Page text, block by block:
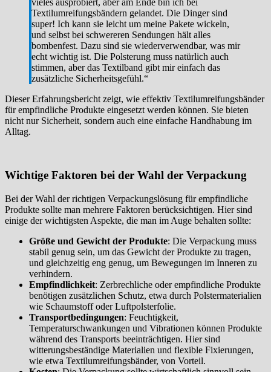
Textilumreifungsbändern gelandet. Die Dinger sind
super! Ich kann sie leicht um meine Pakete wickeln,
und selbst bei schwereren Sendungen hält alles
bombenfest. Dazu sind sie wiederverwendbar, was mir
echt wichtig ist. Die Polsterung muss natürlich auch
stimmen, aber das Textilband gibt mir einfach das
zusätzliche Sicherheitsgefühl.“
Dieser Erfahrungsbericht zeigt, wie effektiv Textilumreifungsbänder
für empfindliche Produkte eingesetzt werden können. Sie bieten
nicht nur Sicherheit, sondern auch eine einfache Handhabung im
Alltag.
Wichtige Faktoren bei der Wahl der Verpackung
Bei der Wahl der richtigen Verpackungslösung für empfindliche
Produkte sollte man mehrere Faktoren berücksichtigen. Hier sind
einige der wichtigsten Aspekte, die man im Auge behalten sollte:
Größe und Gewicht der Produkte: Die Verpackung muss
stabil genug sein, um das Gewicht der Produkte zu tragen,
und gleichzeitig eng genug, um Bewegungen im Inneren zu
verhindern.
Empfindlichkeit: Zerbrechliche oder empfindliche Produkte
benötigen zusätzlichen Schutz, etwa durch Polstermaterialien
wie Schaumstoff oder Luftpolsterfolie.
Transportbedingungen: Feuchtigkeit,
Temperaturschwankungen und Vibrationen können Produkte
während des Transports beeinträchtigen. Hier sind
witterungsbeständige Materialien und flexible Fixierungen,
wie etwa Textilumreifungsbänder, von Vorteil.